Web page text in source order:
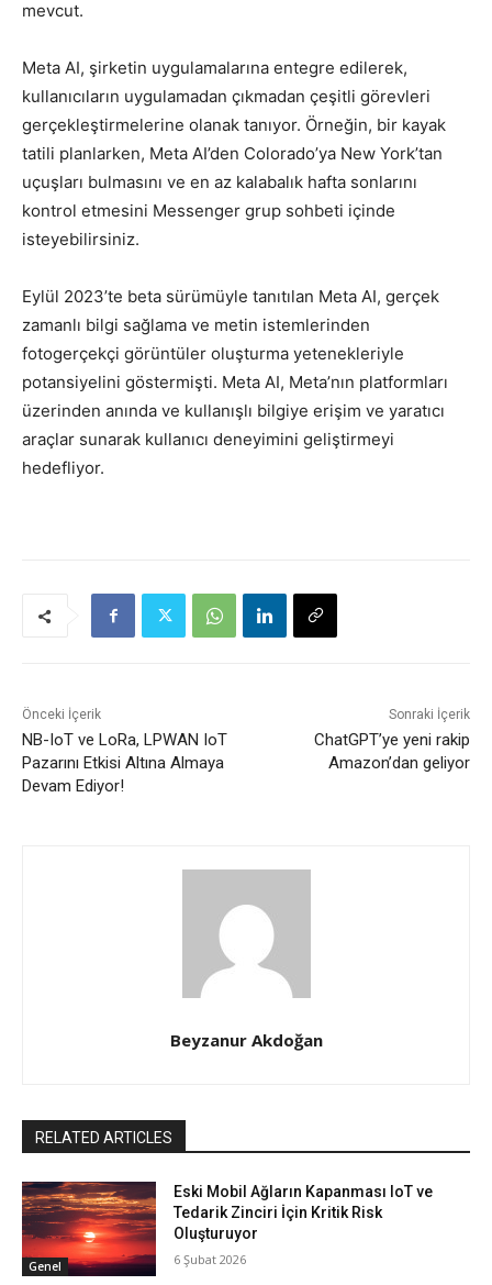
mevcut.
Meta AI, şirketin uygulamalarına entegre edilerek,
kullanıcıların uygulamadan çıkmadan çeşitli görevleri
gerçekleştirmelerine olanak tanıyor. Örneğin, bir kayak
tatili planlarken, Meta AI’den Colorado’ya New York’tan
uçuşları bulmasını ve en az kalabalık hafta sonlarını
kontrol etmesini Messenger grup sohbeti içinde
isteyebilirsiniz.
Eylül 2023’te beta sürümüyle tanıtılan Meta AI, gerçek
zamanlı bilgi sağlama ve metin istemlerinden
fotogerçekçi görüntüler oluşturma yetenekleriyle
potansiyelini göstermişti. Meta AI, Meta’nın platformları
üzerinden anında ve kullanışlı bilgiye erişim ve yaratıcı
araçlar sunarak kullanıcı deneyimini geliştirmeyi
hedefliyor.
Önceki İçerik
NB-IoT ve LoRa, LPWAN IoT
Pazarını Etkisi Altına Almaya
Devam Ediyor!
Sonraki İçerik
ChatGPT’ye yeni rakip
Amazon’dan geliyor
Beyzanur Akdoğan
RELATED ARTICLES
Genel
Eski Mobil Ağların Kapanması IoT ve
Tedarik Zinciri İçin Kritik Risk
Oluşturuyor
6 Şubat 2026